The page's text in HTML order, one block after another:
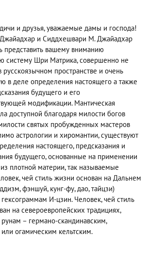
и друзья, уважаемые дамы и господа!
и Сиддхешвари М. Джайадхар
представить вашему вниманию
систему Шри Матрика, совершенно не
русскоязычном пространстве и очень
в деле определения настоящего а также
будущего и его
модификации. Мантическая
доступной благодаря милости богов
святых пробужденных мастеров
астрологии и хиромантии, существуют
настоящего, предсказания и
будущего, основанные на применении
плотной материи, так называемые
чей стиль жизни основан на Дальнем
фэншуй, кунг-фу, дао, тайцзи)
гексограммам И-цзин. Человек, чей стиль
на североевропейских традициях,
рунам – германо-скандинавским,
огамическим кельтским.